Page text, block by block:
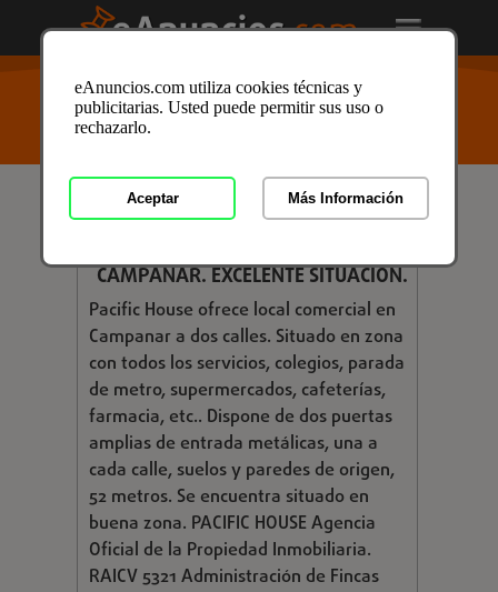
USTED ESTÁ AQUÍ>Anuncios clasificados
Inmobiliaria/Locales Comerciales/Alquiler de
Locales/Alquiler de Locales en Valencia/ Anuncio ID:
€ 450,00
CAMPANAR. EXCELENTE SITUACIÓN.
Pacific House ofrece local comercial en
Campanar a dos calles. Situado en zona
con todos los servicios, colegios, parada
de metro, supermercados, cafeterías,
farmacia, etc.. Dispone de dos puertas
amplias de entrada metálicas, una a
cada calle, suelos y paredes de origen,
52 metros. Se encuentra situado en
buena zona. PACIFIC HOUSE Agencia
Oficial de la Propiedad Inmobiliaria.
RAICV 5321 Administración de Fincas
eAnuncios.com utiliza cookies técnicas y
publicitarias. Usted puede permitir sus uso o
rechazarlo.
Aceptar Más Información